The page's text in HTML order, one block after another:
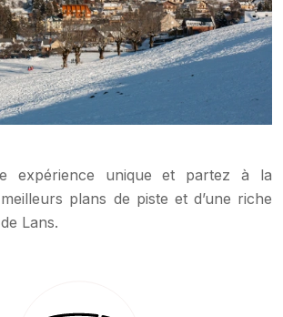
expérience unique et partez à la
plans de piste et d’une riche
Lans.